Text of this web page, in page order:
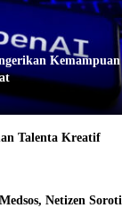
Kemampuan
Talenta Kreatif
Netizen Soroti